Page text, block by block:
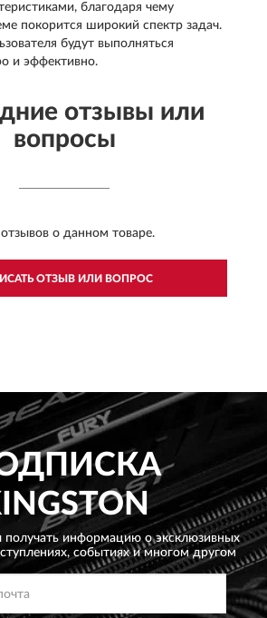
благодаря чему
покорится широкий спектр задач.
будут выполняться
и эффективно.
отзывы или
вопросы
о данном товаре.
ОТЗЫВ ИЛИ ВОПРОС
информацию о эксклюзивных
событиях и многом другом